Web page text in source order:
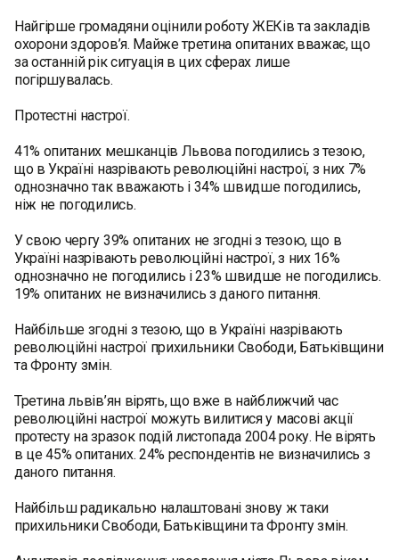
Найгірше громадяни оцінили роботу ЖЕКів та закладів
охорони здоров’я. Майже третина опитаних вважає, що
за останній рік ситуація в цих сферах лише
погіршувалась.
Протестні настрої.
41% опитаних мешканців Львова погодились з тезою,
що в Україні назрівають революційні настрої, з них 7%
однозначно так вважають і 34% швидше погодились,
ніж не погодились.
У свою чергу 39% опитаних не згодні з тезою, що в
Україні назрівають революційні настрої, з них 16%
однозначно не погодились і 23% швидше не погодились.
19% опитаних не визначились з даного питання.
Найбільше згодні з тезою, що в Україні назрівають
революційні настрої прихильники Свободи, Батьківщини
та Фронту змін.
Третина львів’ян вірять, що вже в найближчий час
революційні настрої можуть вилитися у масові акції
протесту на зразок подій листопада 2004 року. Не вірять
в це 45% опитаних. 24% респондентів не визначились з
даного питання.
Найбільш радикально налаштовані знову ж таки
прихильники Свободи, Батьківщини та Фронту змін.